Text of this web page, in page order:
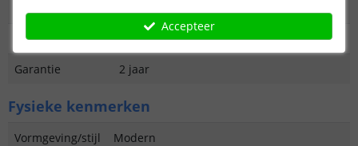
IP waarde
IP44 (Geschikt voor buiten)
Garantie
2 jaar
Fysieke kenmerken
Vormgeving/stijl
Modern
Accepteer